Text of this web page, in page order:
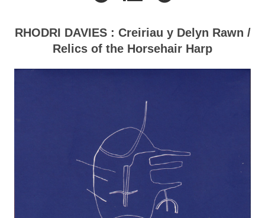
RHODRI DAVIES : Creiriau y Delyn Rawn /
Relics of the Horsehair Harp